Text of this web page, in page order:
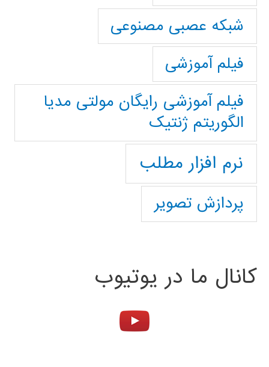
شبکه عصبی مصنوعی
فیلم آموزشی
فیلم آموزشی رایگان مولتی مدیا
الگوریتم ژنتیک
نرم افزار مطلب
پردازش تصویر
کانال ما در یوتیوب